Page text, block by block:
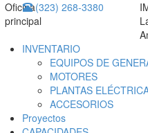
Oficina
principal
(323) 268-3380
INVENTARIO
EQUIPOS DE
MOTORES
PLANTAS
ACCESORIOS
Proyectos